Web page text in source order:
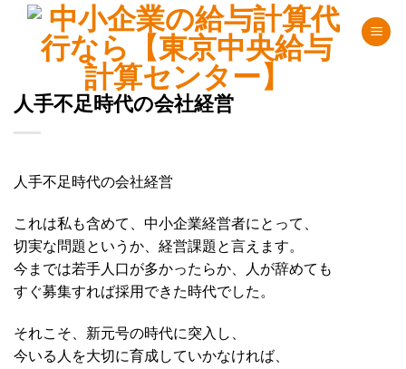
content
人手不足時代の会社経営
人手不足時代の会社経営
これは私も含めて、中小企業経営者にとって、
切実な問題というか、経営課題と言えます。
今までは若手人口が多かったらか、人が辞めても
すぐ募集すれば採用できた時代でした。
それこそ、新元号の時代に突入し、
今いる人を大切に育成していかなければ、